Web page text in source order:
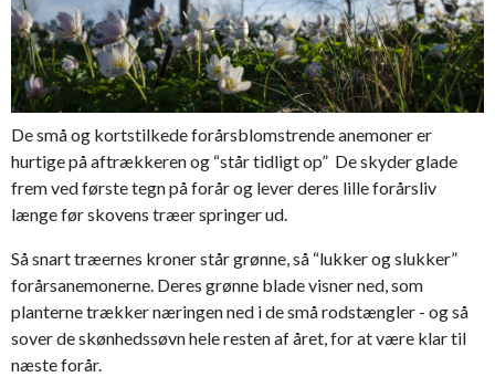
De små og kortstilkede forårsblomstrende anemoner er
hurtige på aftrækkeren og “står tidligt op” De skyder glade
frem ved første tegn på forår og lever deres lille forårsliv
længe før skovens træer springer ud.
Så snart træernes kroner står grønne, så “lukker og slukker”
forårsanemonerne. Deres grønne blade visner ned, som
planterne trækker næringen ned i de små rodstængler - og så
sover de skønhedssøvn hele resten af året, for at være klar til
næste forår.